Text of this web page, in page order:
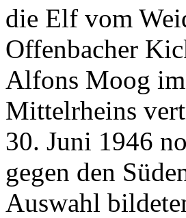
die Elf vom
Offenbacher
Alfons Moog
Mittelrheins
30. Juni 1946
gegen den
Auswahl